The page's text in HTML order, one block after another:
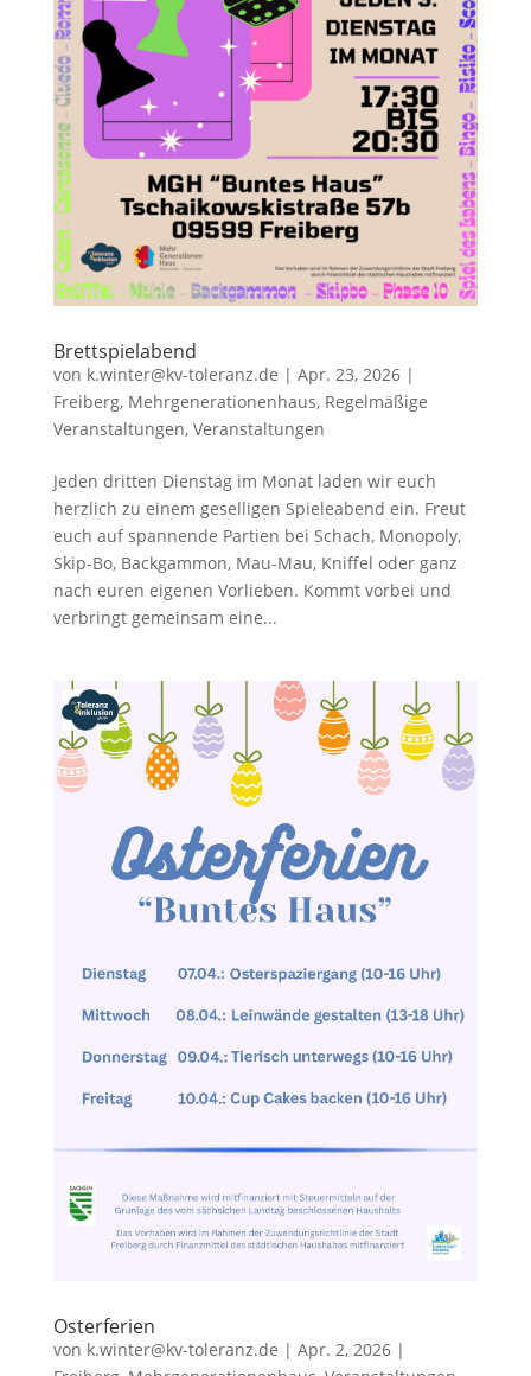
Brettspielabend
von k.winter@kv-toleranz.de | Apr. 23, 2026|
Freiberg, Mehrgenerationenhaus, Regelmäßige
Veranstaltungen, Veranstaltungen
Jeden dritten Dienstag im Monat laden wir euch
herzlich zu einem geselligen Spieleabend ein. Freut
euch auf spannende Partien bei Schach, Monopoly,
Skip-Bo, Backgammon, Mau-Mau, Kniffel oder ganz
nach euren eigenen Vorlieben. Kommt vorbei und
verbringt gemeinsam eine...
Osterferien
von k.winter@kv-toleranz.de | Apr. 2, 2026|